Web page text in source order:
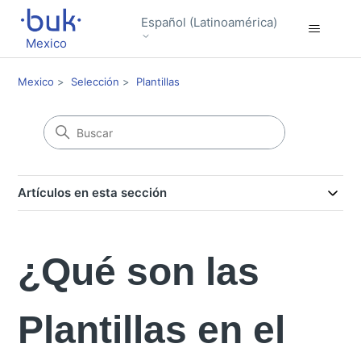
Mexico
Español (Latinoamérica)
Mexico Selección Plantillas
Artículos en esta sección
¿Qué son las
Plantillas en el